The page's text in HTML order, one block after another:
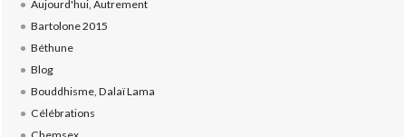
Aujourd'hui, Autrement
Bartolone 2015
Béthune
Blog
Bouddhisme, Dalaï Lama
Célébrations